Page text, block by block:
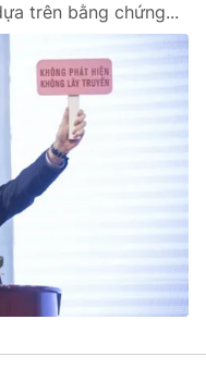
trên bằng chứng...